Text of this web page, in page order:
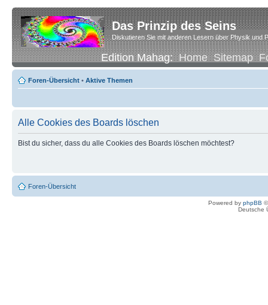
Das Prinzip des Seins
Diskutieren Sie mit anderen Lesern über Physik und
Edition Mahag:Home Sitemap
Foren-Übersicht • Aktive Themen
Alle Cookies des Boards löschen
Bist du sicher, dass du alle Cookies des Boards löschen möchtest?
Foren-Übersicht
Powered by phpBB
Deutsche